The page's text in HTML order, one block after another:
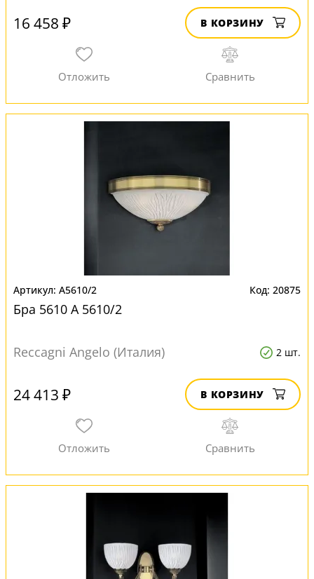
16 458 ₽ В КОРЗИНУ
A5610/2 20875
Бра 5610 A 5610/2
Reccagni Angelo (Италия) 2 шт.
24 413 ₽ В КОРЗИНУ